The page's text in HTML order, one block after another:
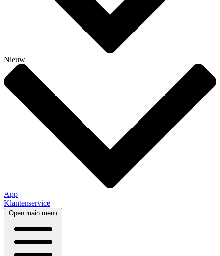
Nieuw
App
Klantenservice
Open main menu